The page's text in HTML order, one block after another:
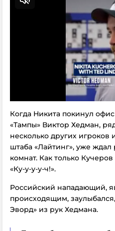
Когда Никита покинул
«Тампы» Виктор Хедман,
несколько других игроков
штаба «Лайтинг», уже
комнат. Как только
«Ку-у-у-у-ч!».
Российский нападающий,
происходящим,
Эворд» из рук Хедмана.